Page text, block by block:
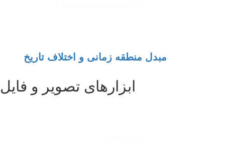
مبدل منطقه زمانی و اختلاف تاریخ
ابزارهای تصویر و فایل